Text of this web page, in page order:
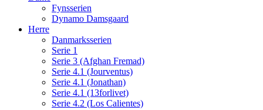
Fynsserien
Dynamo Damsgaard
Herre
Danmarksserien
Serie 1
Serie 3 (Afghan Fremad)
Serie 4.1 (Jourventus)
Serie 4.1 (Jonathan)
Serie 4.1 (13forlivet)
Serie 4.2 (Los Calientes)